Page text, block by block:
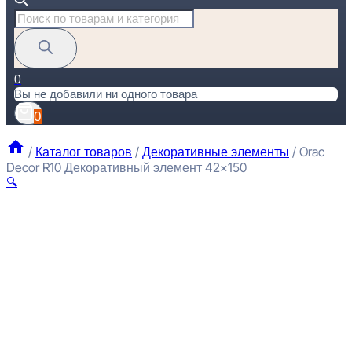
Поиск
товаров
0
Вы не добавили ни одного товара
0
/ Каталог товаров / Декоративные элементы / Orac
Decor R10 Декоративный элемент 42×150
🔍